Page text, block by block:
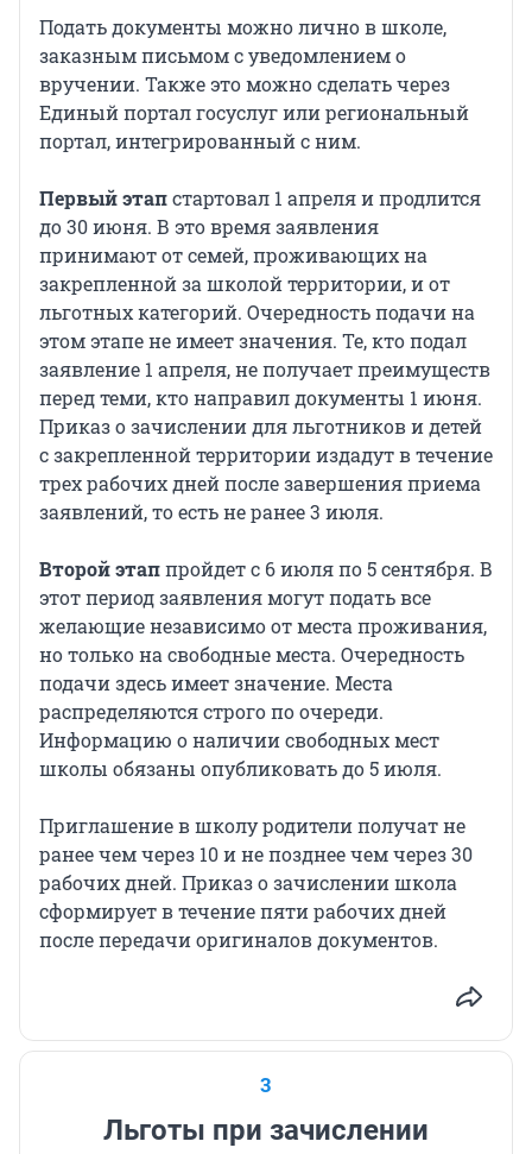
Подать документы можно лично в школе,
заказным письмом с уведомлением о
вручении. Также это можно сделать через
Единый портал госуслуг или региональный
портал, интегрированный с ним.
Первый этапстартовал 1 апреля и продлится
до 30 июня. В это время заявления
принимают от семей, проживающих на
закрепленной за школой территории, и от
льготных категорий. Очередность подачи на
этом этапе не имеет значения. Те, кто подал
заявление 1 апреля, не получает преимуществ
перед теми, кто направил документы 1 июня.
Приказ о зачислении для льготников и детей
с закрепленной территории издадут в течение
трех рабочих дней после завершения приема
заявлений, то есть не ранее 3 июля.
Второй этаппройдет с 6 июля по 5 сентября. В
этот период заявления могут подать все
желающие независимо от места проживания,
но только на свободные места. Очередность
подачи здесь имеет значение. Места
распределяются строго по очереди.
Информацию о наличии свободных мест
школы обязаны опубликовать до 5 июля.
Приглашение в школу родители получат не
ранее чем через 10 и не позднее чем через 30
рабочих дней. Приказ о зачислении школа
сформирует в течение пяти рабочих дней
после передачи оригиналов документов.
3
Льготы при зачислении